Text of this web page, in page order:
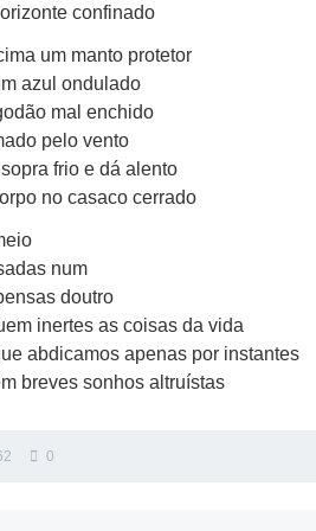
confinado
um manto protetor
azul ondulado
mal enchido
pelo vento
frio e dá alento
no casaco cerrado
num
doutro
inertes as coisas da vida
abdicamos apenas por instantes
breves sonhos altruístas
0